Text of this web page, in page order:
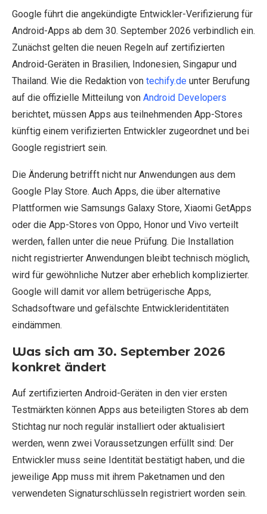
Google führt die angekündigte Entwickler-Verifizierung für
Android-Apps ab dem 30. September 2026 verbindlich ein.
Zunächst gelten die neuen Regeln auf zertifizierten
Android-Geräten in Brasilien, Indonesien, Singapur und
Thailand. Wie die Redaktion von techify.de unter Berufung
auf die offizielle Mitteilung von Android Developers
berichtet, müssen Apps aus teilnehmenden App-Stores
künftig einem verifizierten Entwickler zugeordnet und bei
Google registriert sein.
Die Änderung betrifft nicht nur Anwendungen aus dem
Google Play Store. Auch Apps, die über alternative
Plattformen wie Samsungs Galaxy Store, Xiaomi GetApps
oder die App-Stores von Oppo, Honor und Vivo verteilt
werden, fallen unter die neue Prüfung. Die Installation
nicht registrierter Anwendungen bleibt technisch möglich,
wird für gewöhnliche Nutzer aber erheblich komplizierter.
Google will damit vor allem betrügerische Apps,
Schadsoftware und gefälschte Entwickleridentitäten
eindämmen.
Was sich am 30. September 2026
konkret ändert
Auf zertifizierten Android-Geräten in den vier ersten
Testmärkten können Apps aus beteiligten Stores ab dem
Stichtag nur noch regulär installiert oder aktualisiert
werden, wenn zwei Voraussetzungen erfüllt sind: Der
Entwickler muss seine Identität bestätigt haben, und die
jeweilige App muss mit ihrem Paketnamen und den
verwendeten Signaturschlüsseln registriert worden sein.